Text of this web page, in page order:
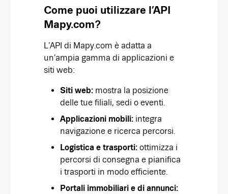
Come puoi utilizzare l’API
Mapy.com?
L’API di Mapy.com è adatta a
un’ampia gamma di applicazioni e
siti web:
Siti web: mostra la posizione
delle tue filiali, sedi o eventi.
Applicazioni mobili: integra
navigazione e ricerca percorsi.
Logistica e trasporti: ottimizza i
percorsi di consegna e pianifica
i trasporti in modo efficiente.
Portali immobiliari e di annunci: